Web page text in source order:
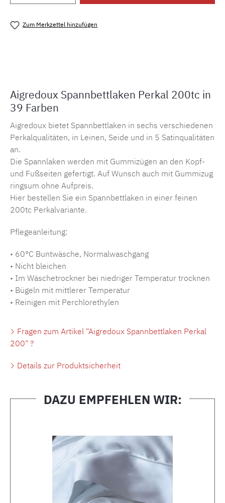
Zum Merkzettel hinzufügen
Aigredoux Spannbettlaken Perkal 200tc in
39 Farben
Aigredoux bietet Spannbettlaken in sechs verschiedenen
Perkalqualitäten, in Leinen, Seide und in 5 Satinqualitäten
an.
Die Spannlaken werden mit Gummizügen an den Kopf-
und Fußseiten gefertigt. Auf Wunsch auch mit Gummizug
ringsum ohne Aufpreis.
Hier bestellen Sie ein Spannbettlaken in einer feinen
200tc Perkalvariante.
Pflegeanleitung:
• 60°C Buntwäsche, Normalwaschgang
• Nicht bleichen
• Im Wäschetrockner bei niedriger Temperatur trocknen
• Bügeln mit mittlerer Temperatur
• Reinigen mit Perchlorethylen
Fragen zum Artikel "Aigredoux Spannbettlaken Perkal
200" ?
Details zur Produktsicherheit
DAZU EMPFEHLEN WIR: